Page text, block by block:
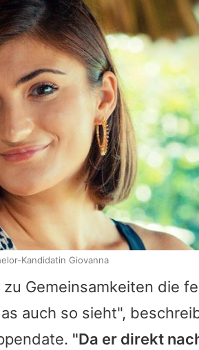
Gemeinsamkeiten die
auch so sieht",
"Da er direkt
Kandidatin Giovanna